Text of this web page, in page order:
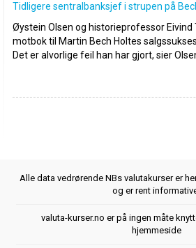
Tidligere sentralbanksjef i strupen på
Øystein Olsen og historieprofessor
motbok til Martin Bech Holtes
Det er alvorlige feil han har gjort, sier
Alle data vedrørende NBs valutakurser er
og er rent
valuta-kurser.no er på ingen måte
hjemmeside